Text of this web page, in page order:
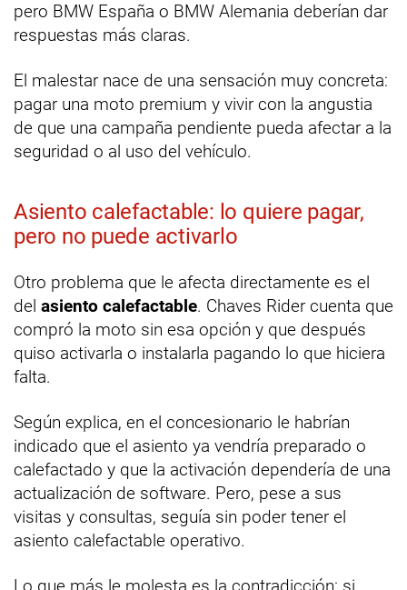
pero BMW España o BMW Alemania deberían dar
respuestas más claras.
El malestar nace de una sensación muy concreta:
pagar una moto premium y vivir con la angustia
de que una campaña pendiente pueda afectar a la
seguridad o al uso del vehículo.
Asiento calefactable: lo quiere pagar,
pero no puede activarlo
Otro problema que le afecta directamente es el
del asiento calefactable. Chaves Rider cuenta que
compró la moto sin esa opción y que después
quiso activarla o instalarla pagando lo que hiciera
falta.
Según explica, en el concesionario le habrían
indicado que el asiento ya vendría preparado o
calefactado y que la activación dependería de una
actualización de software. Pero, pese a sus
visitas y consultas, seguía sin poder tener el
asiento calefactable operativo.